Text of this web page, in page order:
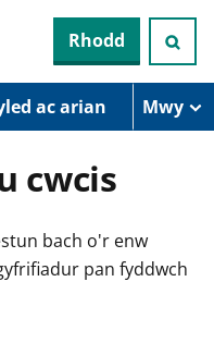
Rhodd
ac arian Mwy
cwcis
bach o'r enw
pan fyddwch